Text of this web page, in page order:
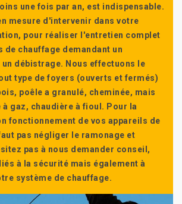
une fois par an, est indispensable.
mesure d'intervenir dans votre
pour réaliser l'entretien complet
de chauffage demandant un
un débistrage. Nous effectuons le
type de foyers (ouverts et fermés)
poêle a granulé, cheminée, mais
gaz, chaudière à fioul. Pour la
fonctionnement de vos appareils de
pas négliger le ramonage et
pas à nous demander conseil,
à la sécurité mais également à
système de chauffage.